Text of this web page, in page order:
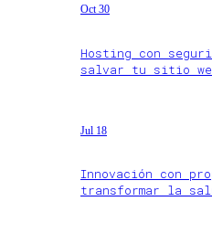
Oct 30
Hosting con
salvar tu sitio
Jul 18
Innovación con
transformar la